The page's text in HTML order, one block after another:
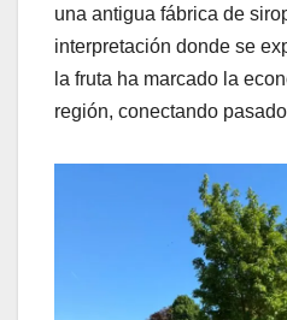
una antigua fábrica de
interpretación donde se
la fruta ha marcado la
región, conectando